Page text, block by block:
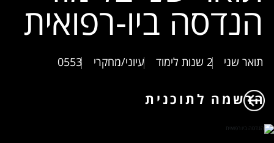
הנדסה ביו-רפואית
תואר שני 2 שנות לימוד עיוני/מחקרי 0553
הרשמה לתוכנית